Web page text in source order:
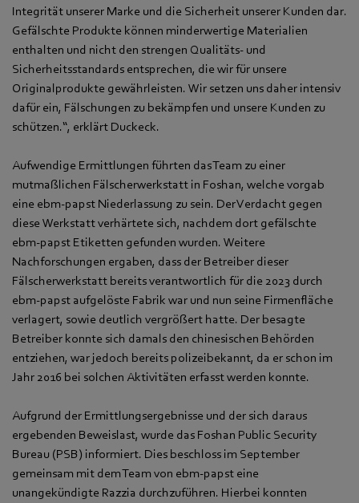
Integrität unserer Marke und die Sicherheit unserer Kunden dar.
Gefälschte Produkte können minderwertige Materialien
enthalten und nicht den strengen Qualitäts- und
Sicherheitsstandards entsprechen, die wir für unsere
Originalprodukte gewährleisten. Wir setzen uns daher intensiv
dafür ein, Fälschungen zu bekämpfen und unsere Kunden zu
schützen.“, erklärt Duckeck.
Aufwendige Ermittlungen führten das Team zu einer
mutmaßlichen Fälscherwerkstatt in Foshan, welche vorgab
eine ebm‑papst Niederlassung zu sein. Der Verdacht gegen
diese Werkstatt verhärtete sich, nachdem dort gefälschte
ebm‑papst Etiketten gefunden wurden. Weitere
Nachforschungen ergaben, dass der Betreiber dieser
Fälscherwerkstatt bereits verantwortlich für die 2023 durch
ebm‑papst aufgelöste Fabrik war und nun seine Firmenfläche
verlagert, sowie deutlich vergrößert hatte. Der besagte
Betreiber konnte sich damals den chinesischen Behörden
entziehen, war jedoch bereits polizeibekannt, da er schon im
Jahr 2016 bei solchen Aktivitäten erfasst werden konnte.
Aufgrund der Ermittlungsergebnisse und der sich daraus
ergebenden Beweislast, wurde das Foshan Public Security
Bureau (PSB) informiert. Dies beschloss im September
gemeinsam mit dem Team von ebm‑papst eine
unangekündigte Razzia durchzuführen. Hierbei konnten